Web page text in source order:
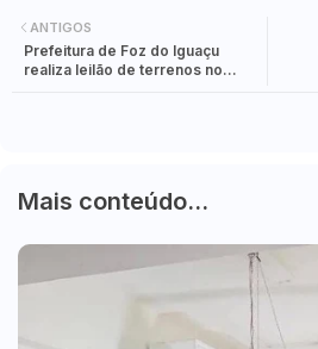
ANTIGOS
Prefeitura de Foz do Iguaçu
realiza leilão de terrenos no
Mais conteúdo...